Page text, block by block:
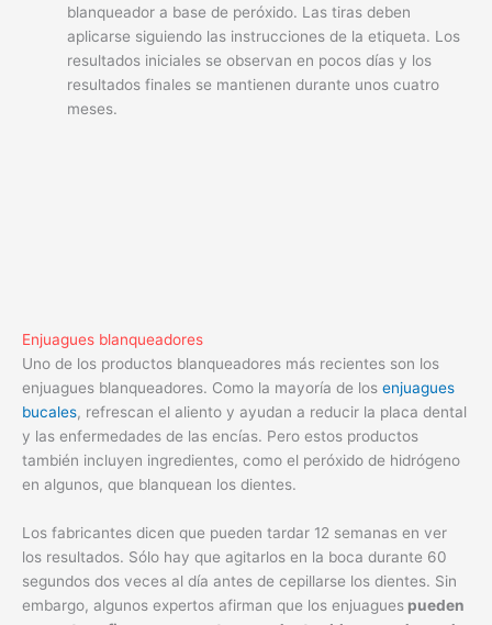
blanqueador a base de peróxido. Las tiras deben
aplicarse siguiendo las instrucciones de la etiqueta. Los
resultados iniciales se observan en pocos días y los
resultados finales se mantienen durante unos cuatro
meses.
Enjuagues blanqueadores
Uno de los productos blanqueadores más recientes son los
enjuagues blanqueadores. Como la mayoría de los enjuagues
bucales, refrescan el aliento y ayudan a reducir la placa dental
y las enfermedades de las encías. Pero estos productos
también incluyen ingredientes, como el peróxido de hidrógeno
en algunos, que blanquean los dientes.
Los fabricantes dicen que pueden tardar 12 semanas en ver
los resultados. Sólo hay que agitarlos en la boca durante 60
segundos dos veces al día antes de cepillarse los dientes. Sin
embargo, algunos expertos afirman que los enjuagues pueden